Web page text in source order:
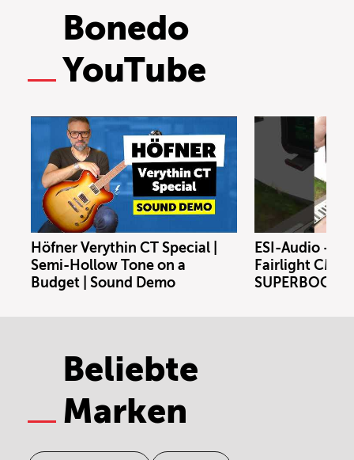
Bonedo
YouTube
Höfner Verythin CT Special |
Semi-Hollow Tone on a
Budget | Sound Demo
ESI-Audio -
Fairlight CMI
Beliebte
Marken